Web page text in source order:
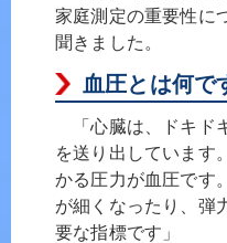
家庭測定の重要性に
聞きました。
血圧とは何で
「心臓は、ドキド
を送り出しています
かる圧力が血圧です
が細くなったり、弾
要な指標です」